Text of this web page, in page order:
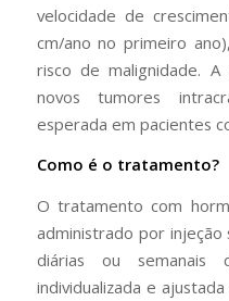
velocidade de
cm/ano no primeiro
risco de malignidade.
novos tumores
esperada em pacientes
Como é o tratamento?
O tratamento com
administrado por injeção
diárias ou semanais
individualizada e